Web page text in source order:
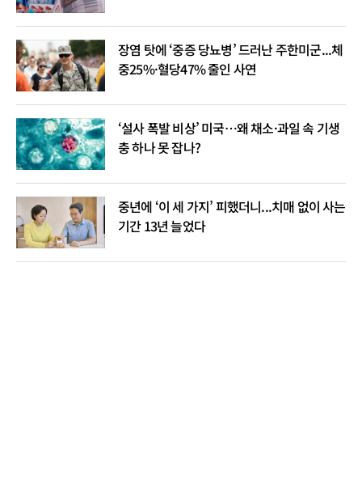
장염 탓에 ‘중증 당뇨병’ 드러난 주한미군...체
중25%·혈당47% 줄인 사연
‘설사 폭발 비상’ 미국…왜 채소·과일 속 기생
충 하나 못 잡나?
중년에 ‘이 세 가지’ 피했더니...치매 없이 사는
기간 13년 늘었다